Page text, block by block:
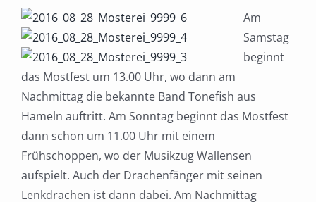
Am
Samstag
beginnt
das Mostfest um 13.00 Uhr, wo dann am
Nachmittag die bekannte Band Tonefish aus
Hameln auftritt. Am Sonntag beginnt das Mostfest
dann schon um 11.00 Uhr mit einem
Frühschoppen, wo der Musikzug Wallensen
aufspielt. Auch der Drachenfänger mit seinen
Lenkdrachen ist dann dabei. Am Nachmittag